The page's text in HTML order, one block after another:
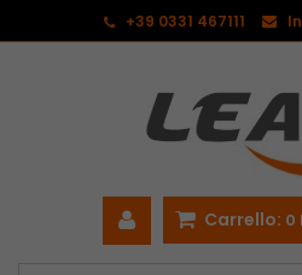
+39 0331 467111
Carrello: 0